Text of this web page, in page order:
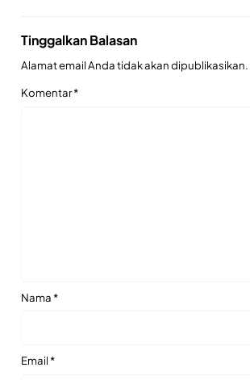
Tinggalkan Balasan
Alamat email Anda tidak akan dipublikasikan.
Komentar*
Nama*
Email*